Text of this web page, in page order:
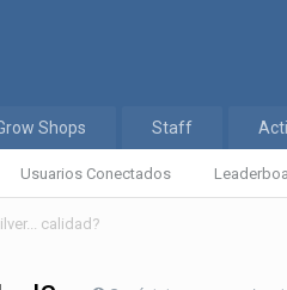
Usuarios Conectados
Shops Staff
calidad?